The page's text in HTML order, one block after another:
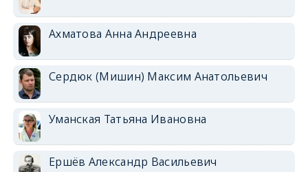
Ахматова Анна Андреевна
Сердюк (Мишин) Максим Анатольевич
Уманская Татьяна Ивановна
Ершёв Александр Васильевич